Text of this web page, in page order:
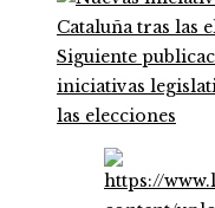
Siguiente
iniciativas
las elecciones